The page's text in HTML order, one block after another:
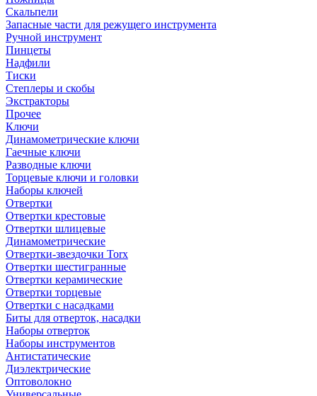
Скальпели
Запасные части для режущего инструмента
Ручной инструмент
Пинцеты
Надфили
Тиски
Степлеры и скобы
Экстракторы
Прочее
Ключи
Динамометрические ключи
Гаечные ключи
Разводные ключи
Торцевые ключи и головки
Наборы ключей
Отвертки
Отвертки крестовые
Отвертки шлицевые
Динамометрические
Отвертки-звездочки Torx
Отвертки шестигранные
Отвертки керамические
Отвертки торцевые
Отвертки с насадками
Биты для отверток, насадки
Наборы отверток
Наборы инструментов
Антистатические
Диэлектрические
Оптоволокно